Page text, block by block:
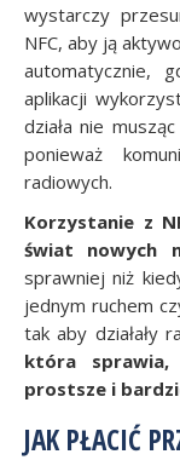
wystarczy
NFC, aby ją
automatycznie,
aplikacji
działa nie
ponieważ
radiowych.
Korzystanie z
świat nowych
sprawniej niż
jednym ruchem
tak aby działały
która sprawia,
prostsze i
JAK PŁACIĆ